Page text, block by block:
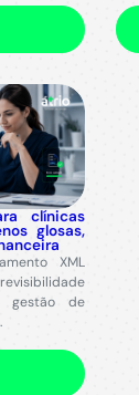
clínicas
glosas,
XML
gestão de